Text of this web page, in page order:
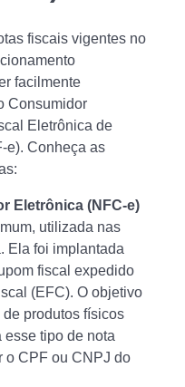
fiscais vigentes no
facilmente
Consumidor
Eletrônica de
e). Conheça as
Eletrônica (NFC-e)
utilizada nas
Ela foi implantada
fiscal expedido
(EFC). O objetivo
produtos físicos
esse tipo de nota
o CPF ou CNPJ do